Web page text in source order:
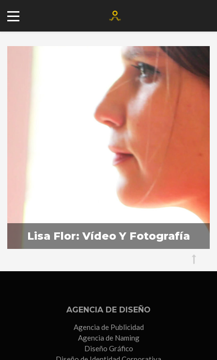
info@agenciayablochkov.com
Romero 22, 41219 Las Pajanosas.
Lisa Flor: Vídeo Y Fotografía
AGENCIA DE DISEÑO
Agencia de Publicidad
Agencia de Naming
Diseño Gráfico